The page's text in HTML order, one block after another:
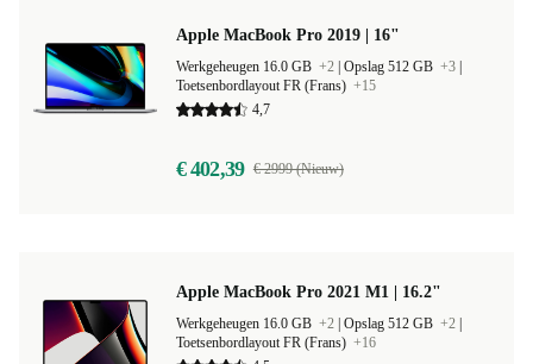
Apple MacBook Pro 2019 | 16"
Werkgeheugen 16.0 GB +2 Opslag 512 GB +3
Toetsenbordlayout FR (Frans) +15
4,7
€ 402,39 € 2999 (Nieuw)
Apple MacBook Pro 2021 M1 | 16.2"
Werkgeheugen 16.0 GB +2 Opslag 512 GB +2
Toetsenbordlayout FR (Frans) +16